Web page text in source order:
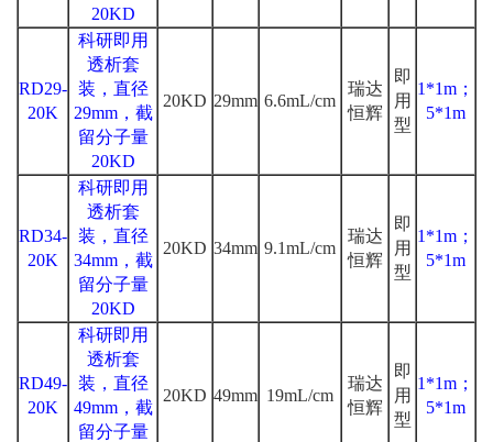
20KD
RD29-
20K
科研即用
透析套
装，直径
29mm，截
留分子量
20KD
20KD 29mm 6.6mL/cm
瑞达
恒辉
即
用
型
1*1m；
5*1m
RD34-
20K
科研即用
透析套
装，直径
34mm，截
留分子量
20KD
20KD 34mm 9.1mL/cm
瑞达
恒辉
即
用
型
1*1m；
5*1m
RD49-
20K
科研即用
透析套
装，直径
49mm，截
留分子量
20KD 49mm 19mL/cm
瑞达
恒辉
即
用
型
1*1m；
5*1m